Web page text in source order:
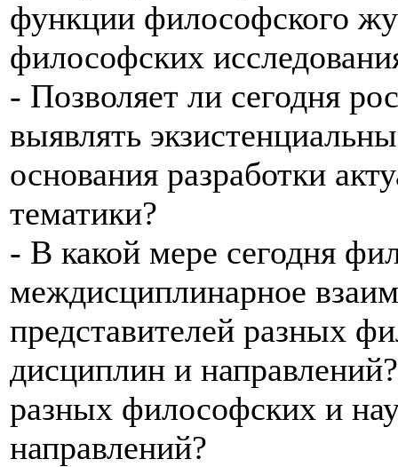
функции философского
философских
- Позволяет ли сегодня
выявлять
основания разработки
тематики?
- В какой мере сегодня
междисциплинарное
представителей разных
дисциплин и
разных философских и
направлений?